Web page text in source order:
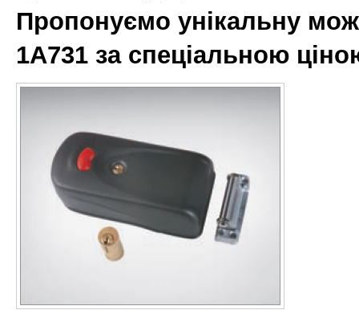
Пропонуємо унікальну
1A731 за спеціальною